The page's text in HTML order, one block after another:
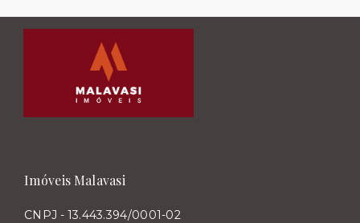
Imóveis Malavasi
CNPJ - 13.443.394/0001-02